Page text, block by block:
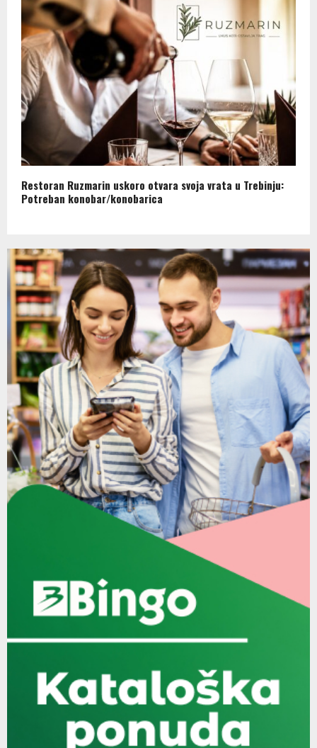
Restoran Ruzmarin uskoro otvara svoja vrata u Trebinju:
Potreban konobar/konobarica